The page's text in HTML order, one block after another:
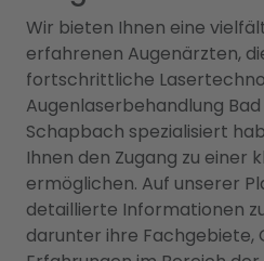
Wir bieten Ihnen eine
erfahrenen Augenärzten,
fortschrittliche
Augenlaserbehandlung
Schapbach spezialisiert
Ihnen den Zugang zu einer
ermöglichen. Auf unserer
detaillierte Informationen
darunter ihre Fachgebiete,